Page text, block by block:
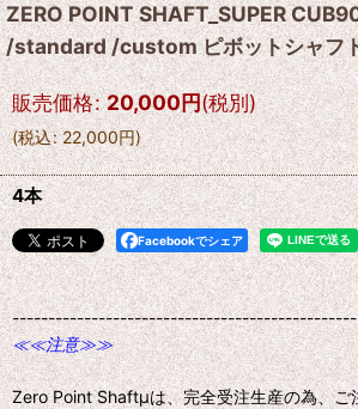
ZERO POINT SHAFT_SUPER
/standard /custom ピボットシャフ
販売価格: 20,000円(税別)
(税込: 22,000円)
4本
Facebookでシェア
≪≪注意≫≫
Zero Point Shaftμは、完全受注生産の為、ご